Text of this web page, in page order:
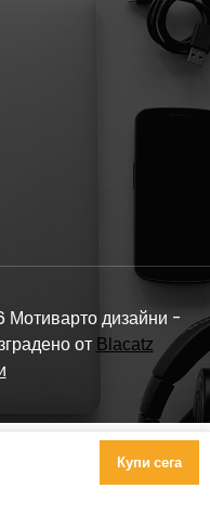
Мотиварто дизайни -
от Blacatz
Купи сега